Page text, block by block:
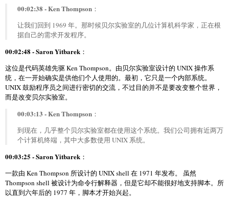
00:02:38 - Ken Thompson：
让我们回到 1969 年。那时候贝尔实验室的几位计算机科学家，正在根
据自己的需求开发程序。
00:02:48 - Saron Yitbarek ：
这位是代码英雄先驱 Ken Thompson。由贝尔实验室设计的 UNIX 操作系
统，在一开始确实是供他们个人使用的。最初，它只是一个内部系统。
UNIX 鼓励程序员之间进行密切的交流，不过目的并不是要改变整个世界，
而是改变贝尔实验室。
00:03:13 - Ken Thompson：
到现在，几乎整个贝尔实验室都在使用这个系统。我们公司拥有近两万
个计算机终端，其中大多数使用 UNIX 系统。
00:03:25 - Saron Yitbarek ：
一款由 Ken Thompson 所设计的 UNIX shell 在 1971 年发布。 虽然
Thompson shell 被设计为命令行解释器，但是它却不能很好地支持脚本。所
以直到六年后的 1977 年，脚本才开始兴起。